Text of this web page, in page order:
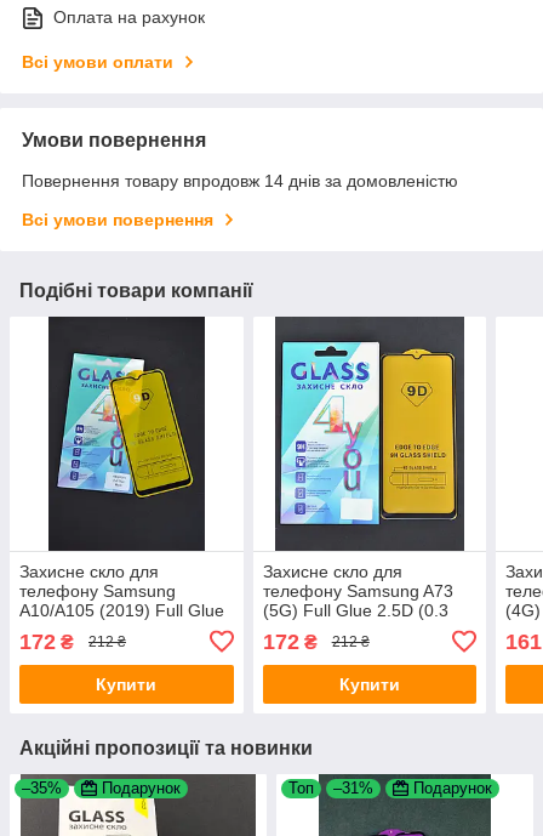
Оплата на рахунок
Всі умови оплати
Умови повернення
Повернення товару впродовж 14 днів за домовленістю
Всі умови повернення
Подібні товари компанії
Захисне скло для
телефону Samsung
A10/A105 (2019) Full Glue
2.5 D (0.3 mm) Black 4you
172 ₴ 212 ₴
Купити
Захисне скло для
телефону Samsung A73
(5G) Full Glue 2.5D (0.3
172₴ 212 ₴
Купити
161
Акційні пропозиції та новинки
–35% Подарунок Топ –31% Подарунок